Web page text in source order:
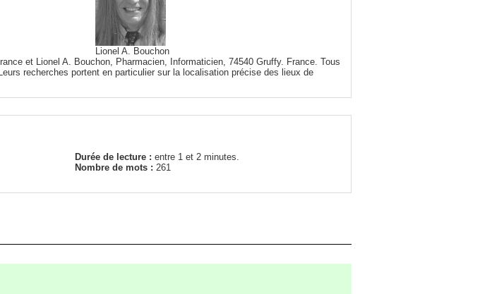
Lionel A. Bouchon
et Lionel A. Bouchon, Pharmacien, Informaticien, 74540 Gruffy. France. Tous
recherches portent en particulier sur la localisation précise des lieux de
Durée de lecture : entre 1 et 2 minutes.
Nombre de mots : 261